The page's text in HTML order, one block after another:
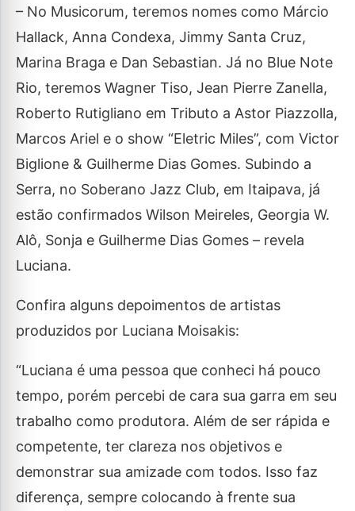
– No Musicorum, teremos nomes como Márcio
Hallack, Anna Condexa, Jimmy Santa Cruz,
Marina Braga e Dan Sebastian. Já no Blue Note
Rio, teremos Wagner Tiso, Jean Pierre Zanella,
Roberto Rutigliano em Tributo a Astor Piazzolla,
Marcos Ariel e o show “Eletric Miles”, com Victor
Biglione & Guilherme Dias Gomes. Subindo a
Serra, no Soberano Jazz Club, em Itaipava, já
estão confirmados Wilson Meireles, Georgia W.
Alô, Sonja e Guilherme Dias Gomes – revela
Luciana.
Confira alguns depoimentos de artistas
produzidos por Luciana Moisakis:
“Luciana é uma pessoa que conheci há pouco
tempo, porém percebi de cara sua garra em seu
trabalho como produtora. Além de ser rápida e
competente, ter clareza nos objetivos e
demonstrar sua amizade com todos. Isso faz
diferença, sempre colocando à frente sua